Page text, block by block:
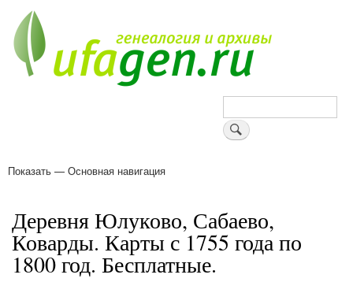
основному
содержанию
Поиск
Основная
Показать — Основная навигация
Деревня Юлуково, Сабаево,
Коварды. Карты с 1755 года по
1800 год. Бесплатные.